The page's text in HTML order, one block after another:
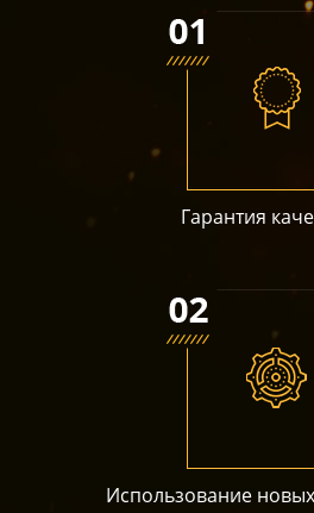
Гарантия
Использование